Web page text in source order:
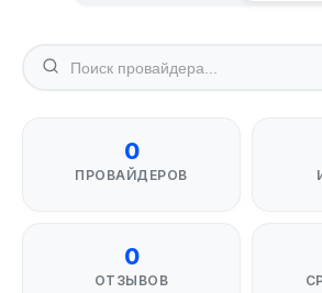
0
ПРОВАЙДЕРОВ
0
ОТЗЫВОВ